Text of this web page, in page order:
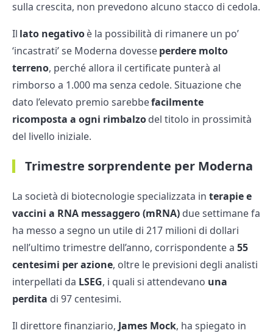
sulla crescita, non prevedono alcuno stacco di cedola.
Il lato negativoè la possibilità di rimanere un po’
‘incastrati’ se Moderna dovesseperdere molto
terreno, perché allora il certificate punterà al
rimborso a 1.000 ma senza cedole. Situazione che
dato l’elevato premio sarebbefacilmente
ricomposta a ogni rimbalzodel titolo in prossimità
del livello iniziale.
Trimestre sorprendente per Moderna
La società di biotecnologie specializzata in terapie e
vaccini a RNA messaggero (mRNA) due settimane fa
ha messo a segno un utile di 217 milioni di dollari
nell’ultimo trimestre dell’anno, corrispondente a 55
centesimi per azione, oltre le previsioni degli analisti
interpellati da LSEG, i quali si attendevano una
perdita di 97 centesimi.
Il direttore finanziario, James Mock, ha spiegato in